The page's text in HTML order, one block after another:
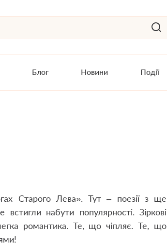
Блог Новини Події
Старого Лева». Тут – поезії з ще
встигли набути популярності. Зіркові
романтика. Те, що чіпляє. Те, що